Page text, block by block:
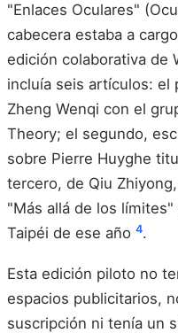
"Enlaces Oculares"
cabecera estaba a
edición colaborativa de
incluía seis artículos: el
Zheng Wenqi con el
Theory; el segundo,
sobre Pierre Huyghe
tercero, de Qiu
"Más allá de los
Taipéi de ese año 4.
Esta edición piloto no
espacios publicitarios,
suscripción ni tenía un